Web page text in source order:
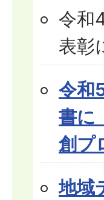
令和
表彰
令和
書に
創プ
地域